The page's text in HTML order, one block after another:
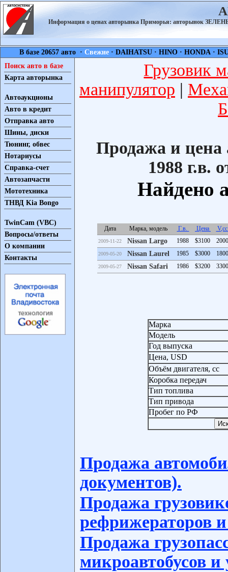
Информация о ценах авторынка Приморья: авторынок
В базе 20657 авто ·Свежие ·DAIHATSU ·HINO ·HONDA ·
Поиск авто в базе
Карта авторынка
Автоаукционы
Авто в кредит
Отправка авто
Шины, диски
Тюнинг, обвес
Нотариусы
Справка-счет
Автозапчасти
Мототехника
ТНВД Kia Bongo
TwinCam (VBC)
Вопросы/ответы
О компании
Контакты
Грузовик
манипулятор |
Продажа и цена
1988 г.в.
Найдено
Дата Марка, модель Г.в. Цена
2009-11-22 Nissan Largo 1988 $3100
2009-05-20 Nissan Laurel 1985 $3000
2009-05-27 Nissan Safari 1986 $3200
Марка
Модель
Год выпуска
Цена, USD
Объём двигателя, сс
Коробка передач
Тип топлива
Тип привода
Пробег по РФ
Продажа
документов).
Продажа
рефрижераторов
Продажа
микроавтобусов и